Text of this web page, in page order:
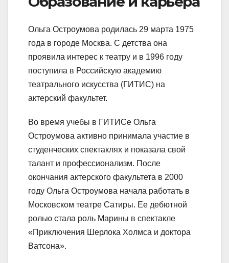
Ольга Остроумова родилась 29 марта 1975
года в городе Москва. С детства она
проявила интерес к театру и в 1996 году
поступила в Российскую академию
театрального искусства (ГИТИС) на
актерский факультет.
Во время учебы в ГИТИСе Ольга
Остроумова активно принимала участие в
студенческих спектаклях и показала свой
талант и профессионализм. После
окончания актерского факультета в 2000
году Ольга Остроумова начала работать в
Московском театре Сатиры. Ее дебютной
ролью стала роль Марины в спектакле
«Приключения Шерлока Холмса и доктора
Ватсона».